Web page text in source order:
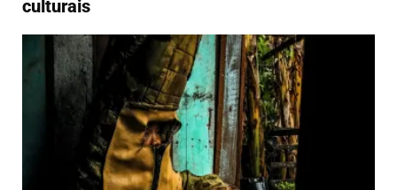
culturais